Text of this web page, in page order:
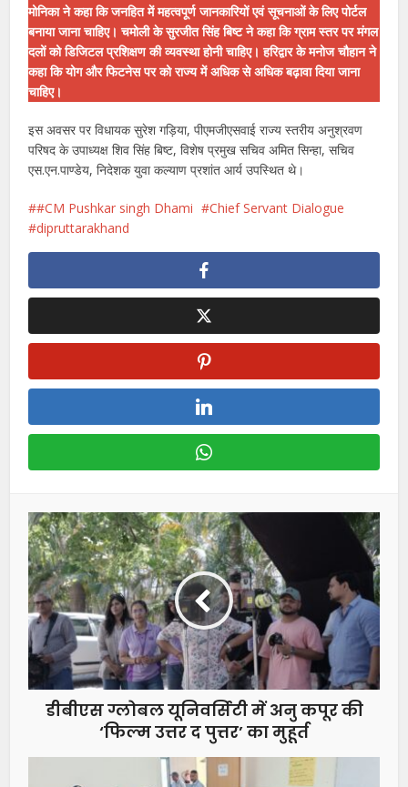
मोनिका ने कहा कि जनहित में महत्वपूर्ण जानकारियों एवं सूचनाओं के लिए पोर्टल
बनाया जाना चाहिए। चमोली के सुरजीत सिंह बिष्ट ने कहा कि ग्राम स्तर पर मंगल
दलों को डिजिटल प्रशिक्षण की व्यवस्था होनी चाहिए। हरिद्वार के मनोज चौहान ने
कहा कि योग और फिटनेस पर को राज्य में अधिक से अधिक बढ़ावा दिया जाना
चाहिए।
इस अवसर पर विधायक सुरेश गड़िया, पीएमजीएसवाई राज्य स्तरीय अनुश्रवण
परिषद के उपाध्यक्ष शिव सिंह बिष्ट, विशेष प्रमुख सचिव अमित सिन्हा, सचिव
एस.एन.पाण्डेय, निदेशक युवा कल्याण प्रशांत आर्य उपस्थित थे।
#CM Pushkar singh Dhami
Chief Servant Dialogue
dipruttarakhand
डीबीएस ग्लोबल यूनिवर्सिटी में अनु कपूर की
‘फिल्म उत्तर द पुत्तर’ का मुहूर्त